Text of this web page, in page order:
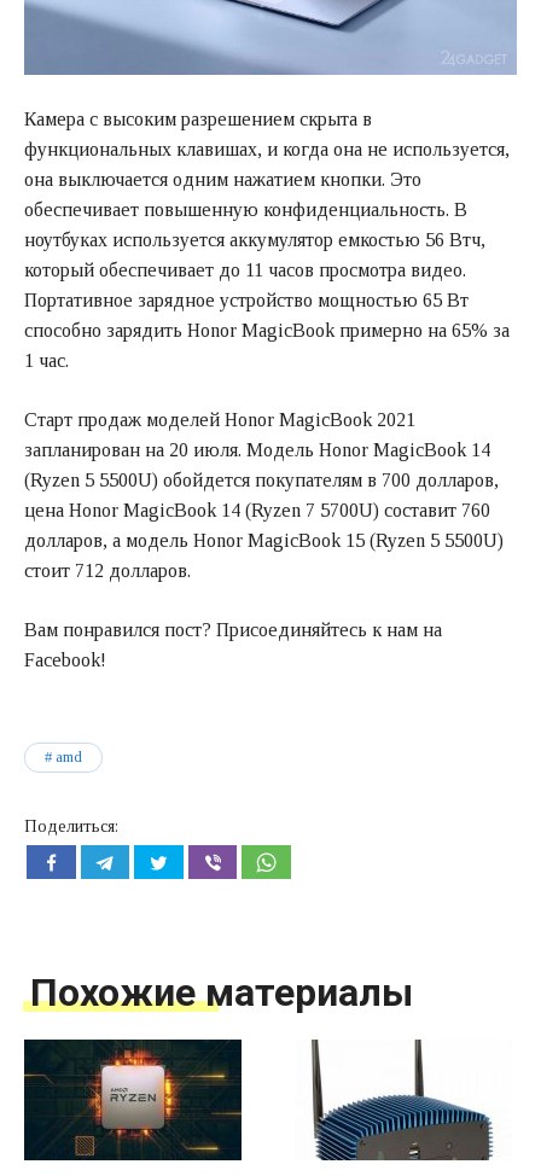
Камера с высоким разрешением скрыта в
функциональных клавишах, и когда она не используется,
она выключается одним нажатием кнопки. Это
обеспечивает повышенную конфиденциальность. В
ноутбуках используется аккумулятор емкостью 56 Втч,
который обеспечивает до 11 часов просмотра видео.
Портативное зарядное устройство мощностью 65 Вт
способно зарядить Honor MagicBook примерно на 65% за
1 час.
Старт продаж моделей Honor MagicBook 2021
запланирован на 20 июля. Модель Honor MagicBook 14
(Ryzen 5 5500U) обойдется покупателям в 700 долларов,
цена Honor MagicBook 14 (Ryzen 7 5700U) составит 760
долларов, а модель Honor MagicBook 15 (Ryzen 5 5500U)
стоит 712 долларов.
Вам понравился пост? Присоединяйтесь к нам на
Facebook!
amd
Поделиться:
Похожие материалы